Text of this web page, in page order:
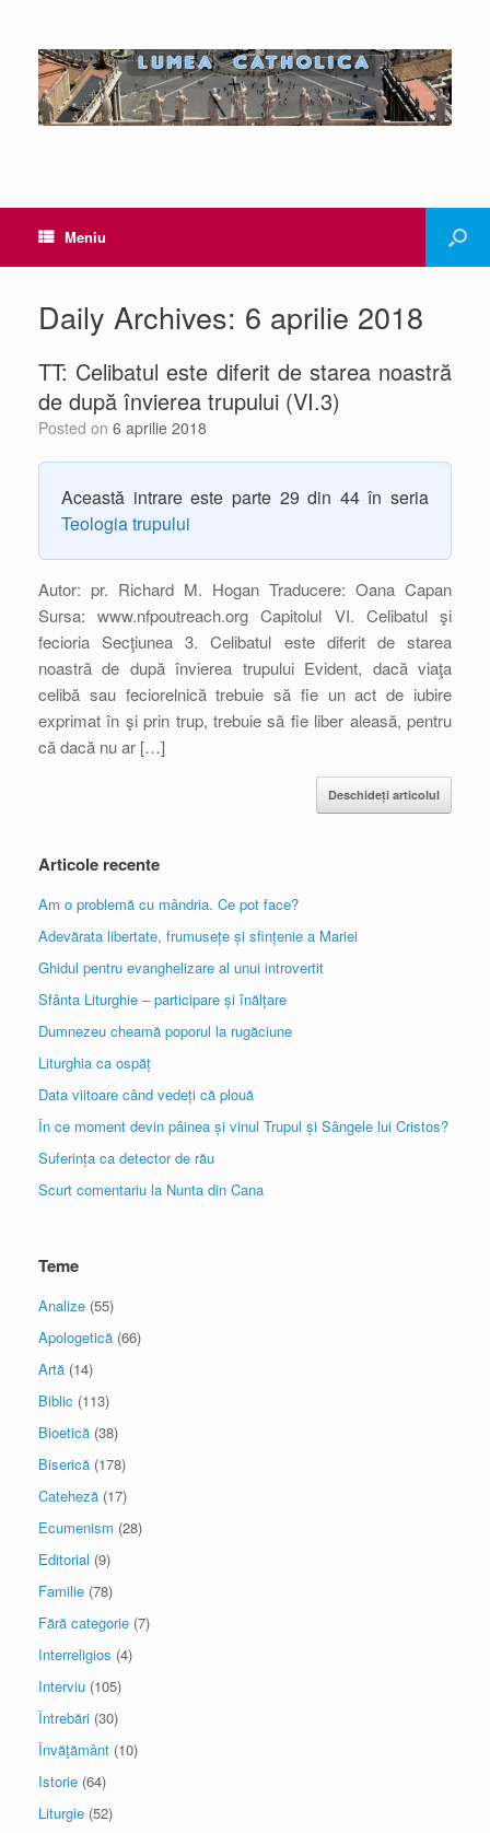
Meniu
Daily Archives: 6 aprilie 2018
TT: Celibatul este diferit de starea noastră
de după învierea trupului (VI.3)
Posted on 6 aprilie 2018
Această intrare este parte 29 din 44 în seria
Teologia trupului
Autor: pr. Richard M. Hogan Traducere: Oana Capan
Sursa: www.nfpoutreach.org Capitolul VI. Celibatul şi
fecioria Secţiunea 3. Celibatul este diferit de starea
noastră de după învierea trupului Evident, dacă viaţa
celibă sau feciorelnică trebuie să fie un act de iubire
exprimat în şi prin trup, trebuie să fie liber aleasă, pentru
că dacă nu ar […]
Deschideți articolul
Articole recente
Am o problemă cu mândria. Ce pot face?
Adevărata libertate, frumusețe și sfințenie a Mariei
Ghidul pentru evanghelizare al unui introvertit
Sfânta Liturghie – participare și înălțare
Dumnezeu cheamă poporul la rugăciune
Liturghia ca ospăț
Data viitoare când vedeți că plouă
În ce moment devin pâinea și vinul Trupul și Sângele lui Cristos?
Suferința ca detector de rău
Scurt comentariu la Nunta din Cana
Teme
Analize (55)
Apologetică (66)
Artă (14)
Biblic (113)
Bioetică (38)
Biserică (178)
Cateheză (17)
Ecumenism (28)
Editorial (9)
Familie (78)
Fără categorie (7)
Interreligios (4)
Interviu (105)
Întrebări (30)
Învăţământ (10)
Istorie (64)
Liturgie (52)